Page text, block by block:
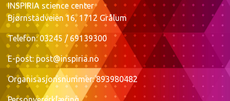
INSPIRIA science center
Bjørnstadveien 16, 1712 Grålum
Telefon: 03245 / 69139300
E-post: post@inspiria.no
Organisasjonsnummer: 893980482